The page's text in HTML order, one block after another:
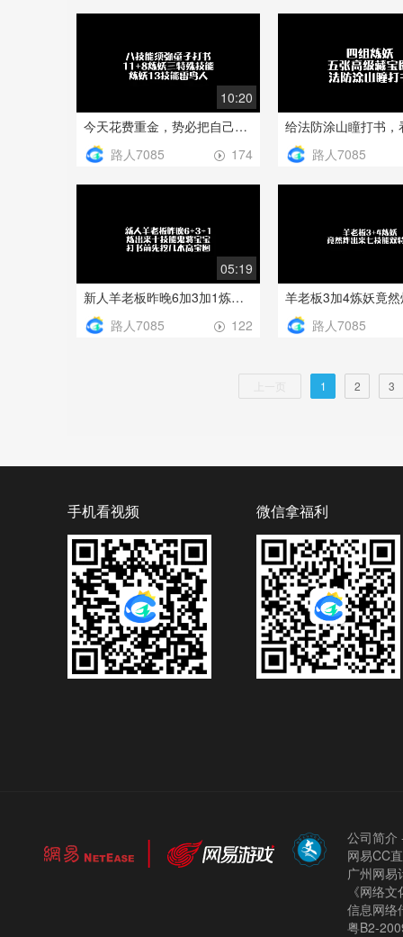
10:20
今天花费重金，势必把自己抬走
174
路人7085 路人7085
05:19
新人羊老板昨晚6加3加1炼出来十技能鬼将宝宝，打书前先挖几本高宝图
122
路人7085 路人7085
1 2 3
手机看视频 微信拿福利
公司简介
网易CC
广州网
《网络
信息网络
粤B2-